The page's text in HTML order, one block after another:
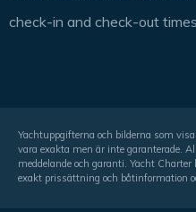
check-in and check-out
Yachtuppgifterna och bilderna som
vara exakta men är inte garanterade.
meddelande och garanti. Yacht
exakt prissättning och båtinformation